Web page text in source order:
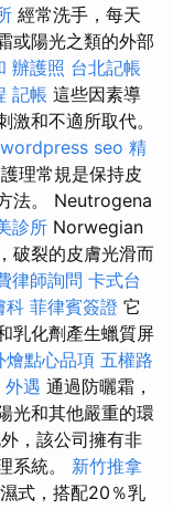
經常洗手，每天
或陽光之類的外部
辦護照 台北記帳
記帳 這些因素導
和不適所取代。
wordpress seo 精
理常規是保持皮
法。 Neutrogena
診所 Norwegian
破裂的皮膚光滑而
律師詢問 卡式台
科 菲律賓簽證 它
乳化劑產生蠟質屏
燴點心品項 五權路
外遇 通過防曬霜，
光和其他嚴重的環
，該公司擁有非
系統。 新竹推拿
式，搭配20％乳